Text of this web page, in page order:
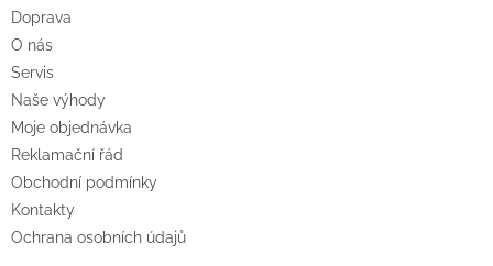
Doprava
O nás
Servis
Naše výhody
Moje objednávka
Reklamační řád
Obchodní podmínky
Kontakty
Ochrana osobních údajů